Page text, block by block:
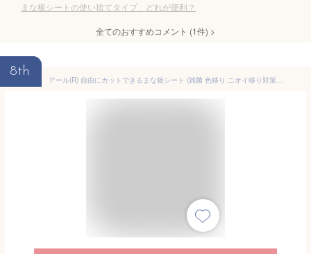
まな板シートの使い捨てタイプ、どれが便利？
全てのおすすめコメント (1件) >
8th
アール(R) 自由にカットできるまな板シート (雑菌 色移り ニオイ移り対策) きれいに切れるカッター付き (30×800cm / 8m) 使い捨て まな板シート アウトドア キャンプ KC-212